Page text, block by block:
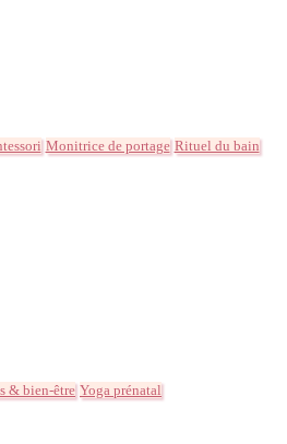
Monitrice de portage Rituel du bain
& bien-être Yoga prénatal